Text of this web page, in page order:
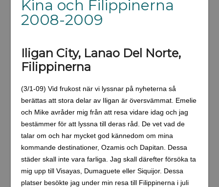
Kina och Filippinerna
2008-2009
Iligan City, Lanao Del Norte,
Filippinerna
(3/1-09) Vid frukost när vi lyssnar på nyheterna så
berättas att stora delar av Iligan är översvämmat. Emelie
och Mike avråder mig från att resa vidare idag och jag
bestämmer för att lyssna till deras råd. De vet vad de
talar om och har mycket god kännedom om mina
kommande destinationer, Ozamis och Dapitan. Dessa
städer skall inte vara farliga. Jag skall därefter försöka ta
mig upp till Visayas, Dumaguete eller Siquijor. Dessa
platser besökte jag under min resa till Filippinerna i juli